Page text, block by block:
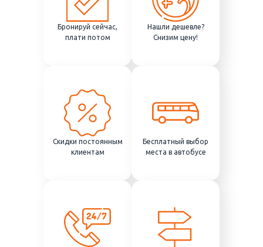
Бронируй сейчас,
плати потом
Нашли дешевле?
Снизим цену!
Скидки постоянным
клиентам
Бесплатный выбор
места в автобусе